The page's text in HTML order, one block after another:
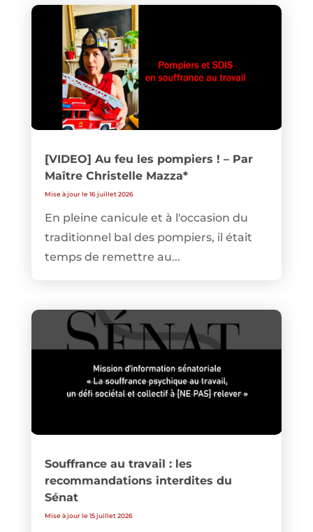
[VIDEO] Au feu les pompiers ! – Par
Maître Christelle Mazza*
Mise à jour le 16 juillet 2026
En pleine canicule et à l'occasion du
traditionnel bal des pompiers, il était
temps de remettre au...
Souffrance au travail : les
recommandations interdites du
Sénat
Mise à jour le 15 juillet 2026